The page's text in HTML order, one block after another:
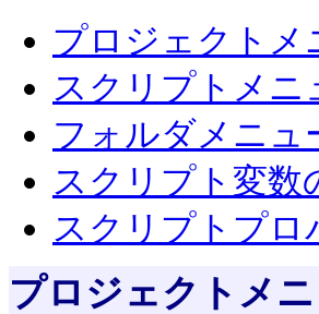
プロジェクトメ
スクリプトメニ
フォルダメニュ
スクリプト変数
スクリプトプロ
プロジェクトメ